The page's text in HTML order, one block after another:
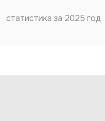
статистика за 2025 год